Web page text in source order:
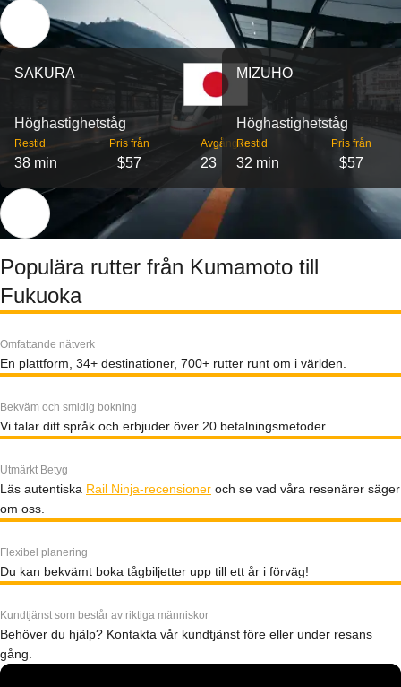
SAKURA
Höghastighetståg
Restid
38 min
Pris från
$57
Avgångar
23
MIZUHO
Höghastighetståg
Restid
32 min
Pris från
$57
Populära rutter från Kumamoto till
Fukuoka
Omfattande nätverk
En plattform, 34+ destinationer, 700+ rutter runt om i världen.
Bekväm och smidig bokning
Vi talar ditt språk och erbjuder över 20 betalningsmetoder.
Utmärkt Betyg
Läs autentiska Rail Ninja-recensioner och se vad våra resenärer säger
om oss.
Flexibel planering
Du kan bekvämt boka tågbiljetter upp till ett år i förväg!
Kundtjänst som består av riktiga människor
Behöver du hjälp? Kontakta vår kundtjänst före eller under resans
gång.